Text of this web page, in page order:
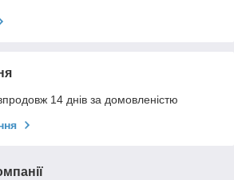
14 днів за домовленістю